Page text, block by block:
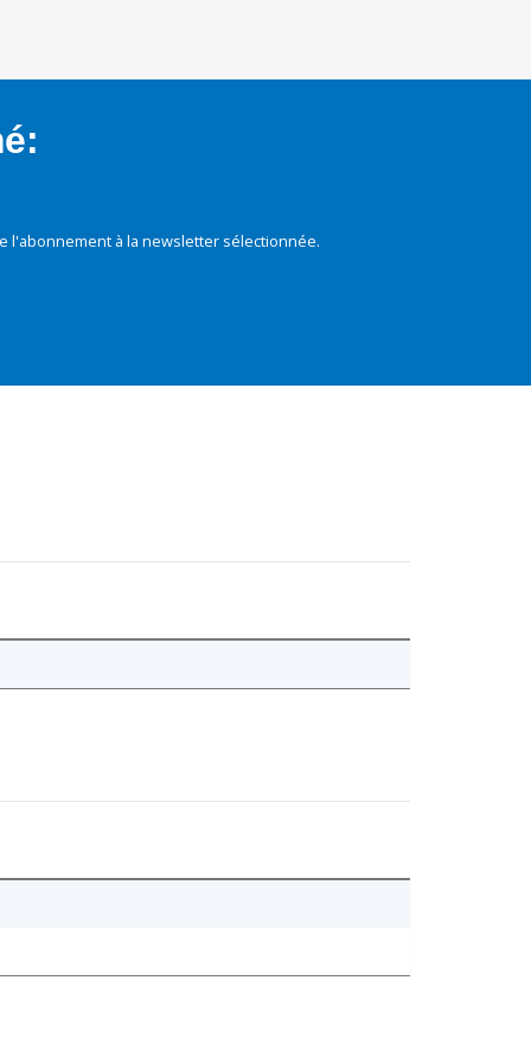
l'abonnement à la newsletter sélectionnée.